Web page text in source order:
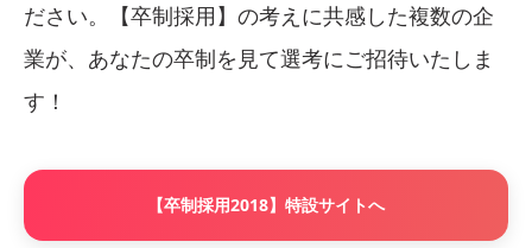
ださい。【卒制採用】の考えに共感した複数の企
業が、あなたの卒制を見て選考にご招待いたしま
す！
【卒制採用2018】特設サイトへ